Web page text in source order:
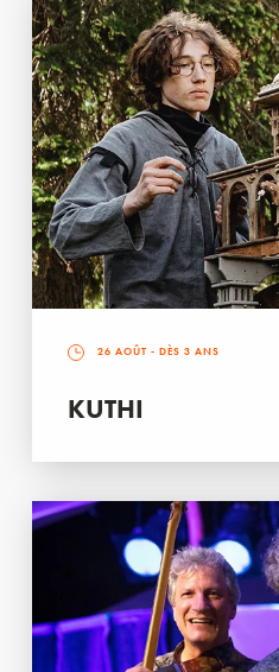
26 AOÛT - DÈS 3 ANS
KUTHI